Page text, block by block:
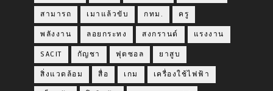
สามารถ เมาแล้วขับ กทม. ครู
พลังงาน ลอยกระทง สงกรานต์ แรงงาน
SACIT กัญชา ฟุตซอล ยาสูบ
สิ่งแวดล้อม สื่อ เกม เครื่องใช้ไฟฟ้า